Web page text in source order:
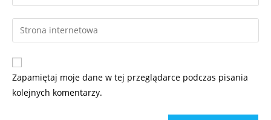
Zapamiętaj moje dane w tej przeglądarce podczas pisania
kolejnych komentarzy.